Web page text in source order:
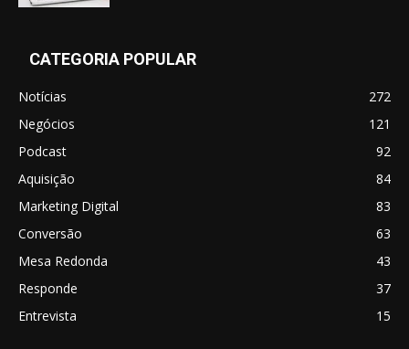
CATEGORIA POPULAR
Notícias
272
Negócios
121
Podcast
92
Aquisição
84
Marketing Digital
83
Conversão
63
Mesa Redonda
43
Responde
37
Entrevista
15